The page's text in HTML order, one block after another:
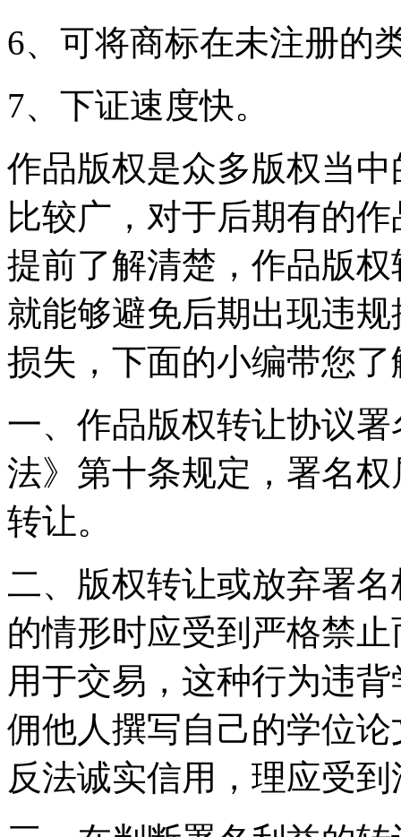
6、可将商标在未注册的
7、下证速度快。
作品版权是众多版权当
比较广，对于后期有的
提前了解清楚，作品版
就能够避免后期出现违
损失，下面的小编带您
一、作品版权转让协议
法》第十条规定，署名
转让。
二、版权转让或放弃署
的情形时应受到严格禁
用于交易，这种行为违
佣他人撰写自己的学位
反法诚实信用，理应受